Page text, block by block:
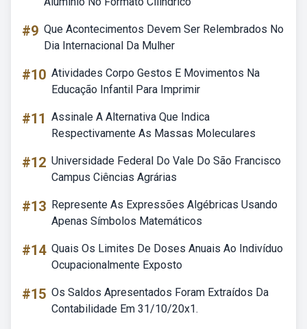
#9 Que Acontecimentos Devem Ser Relembrados No
Dia Internacional Da Mulher
#10 Atividades Corpo Gestos E Movimentos Na
Educação Infantil Para Imprimir
#11 Assinale A Alternativa Que Indica
Respectivamente As Massas Moleculares
#12 Universidade Federal Do Vale Do São Francisco
Campus Ciências Agrárias
#13 Represente As Expressões Algébricas Usando
Apenas Símbolos Matemáticos
#14 Quais Os Limites De Doses Anuais Ao Indivíduo
Ocupacionalmente Exposto
#15 Os Saldos Apresentados Foram Extraídos Da
Contabilidade Em 31/10/20x1.